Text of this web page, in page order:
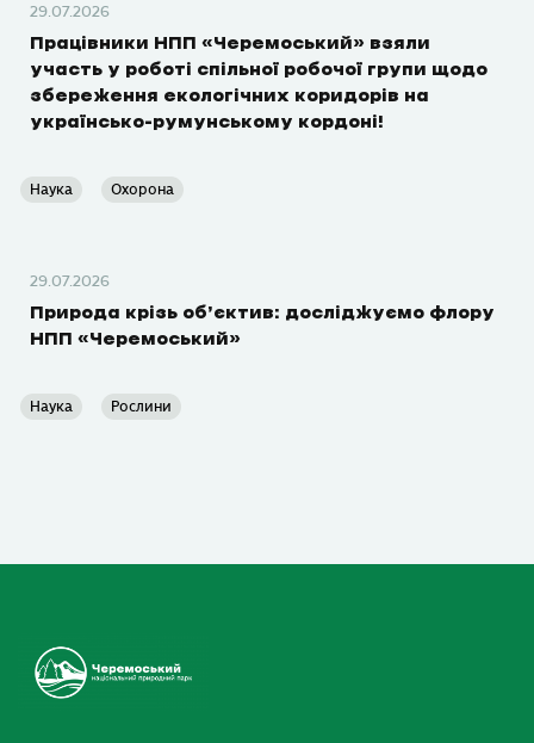
29.07.2026
Працівники НПП «Черемоський» взяли
участь у роботі спільної робочої групи щодо
збереження екологічних коридорів на
українсько-румунському кордоні!
Наука Охорона
29.07.2026
Природа крізь об’єктив: досліджуємо флору
НПП «Черемоський»
Наука Рослини